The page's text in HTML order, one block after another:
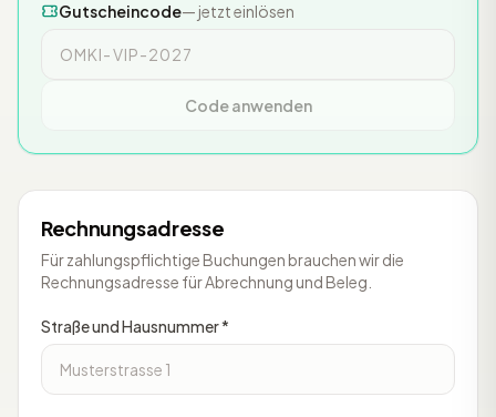
Gutscheincode— jetzt einlösen
Code anwenden
Rechnungsadresse
Für zahlungspflichtige Buchungen brauchen wir die
Rechnungsadresse für Abrechnung und Beleg.
Straße und Hausnummer *